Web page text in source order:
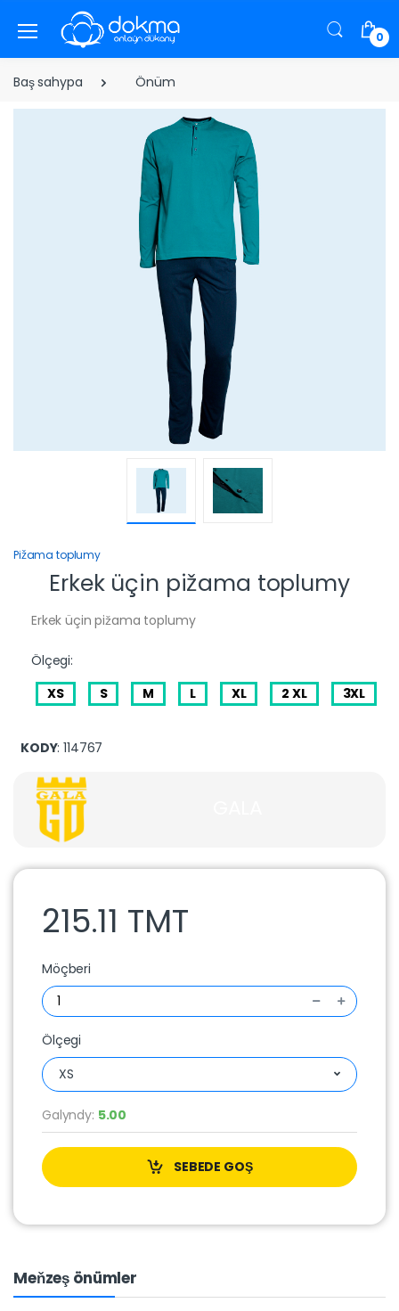
0
Baş sahypa Önüm
Pižama toplumy
Erkek üçin pižama toplumy
Erkek üçin pižama toplumy
Ölçegi:
XS
S M L XL 2 XL 3XL
KODY: 114767
215.11 TMT
Möçberi
Ölçegi
XS
Galyndy: 5.00
SEBEDE GOŞ
Meňzeş önümler